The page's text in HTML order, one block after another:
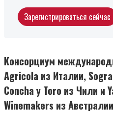
Зарегистрироваться сейчас
Консорциум
Agricola из Италии,
Concha y Toro из Чили и
Winemakers из